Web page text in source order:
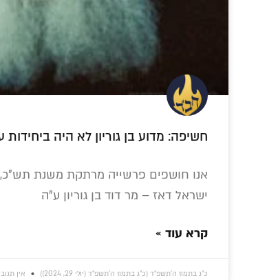
חשיפה: מדוע בן גוריון לא היה
אנו חושפים פרשייה מרתקת משנת
ישראל דאז – מר דוד בן גוריון ע"ה
קרא עוד »
כ״ג בתמוז ה׳תשפ״ד (כ״ג בתמוז ה׳תשפ״ד (יולי 29, 2024)) אין